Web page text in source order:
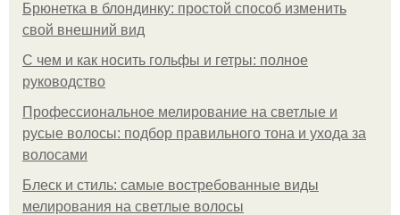
Брюнетка в блондинку: простой способ изменить
свой внешний вид
С чем и как носить гольфы и гетры: полное
руководство
Профессиональное мелирование на светлые и
русые волосы: подбор правильного тона и ухода за
волосами
Блеск и стиль: самые востребованные виды
мелирования на светлые волосы